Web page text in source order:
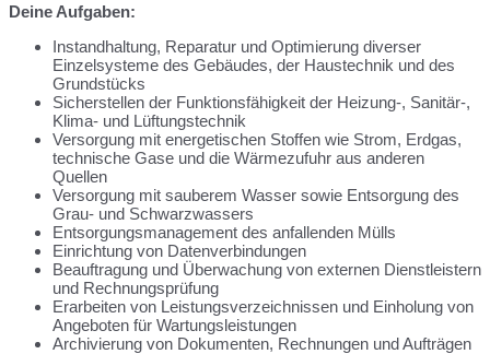
Deine Aufgaben:
Instandhaltung, Reparatur und Optimierung diverser
Einzelsysteme des Gebäudes, der Haustechnik und des
Grundstücks
Sicherstellen der Funktionsfähigkeit der Heizung-, Sanitär-,
Klima- und Lüftungstechnik
Versorgung mit energetischen Stoffen wie Strom, Erdgas,
technische Gase und die Wärmezufuhr aus anderen
Quellen
Versorgung mit sauberem Wasser sowie Entsorgung des
Grau- und Schwarzwassers
Entsorgungsmanagement des anfallenden Mülls
Einrichtung von Datenverbindungen
Beauftragung und Überwachung von externen Dienstleistern
und Rechnungsprüfung
Erarbeiten von Leistungsverzeichnissen und Einholung von
Angeboten für Wartungsleistungen
Archivierung von Dokumenten, Rechnungen und Aufträgen